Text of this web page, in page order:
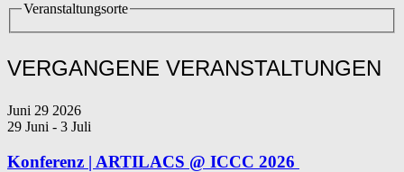
Veranstaltungsorte
VERGANGENE VERANSTALTUNGEN
Juni 29 2026
29 Juni - 3 Juli
Konferenz | ARTILACS @ ICCC 2026